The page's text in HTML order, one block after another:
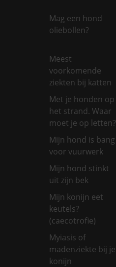
Mag een hond
oliebollen?
Meest
voorkomende
ziekten bij katten
Met je honden op
het strand. Waar
moet je op letten?
Mijn hond is bang
voor vuurwerk
Mijn hond stinkt
uit zijn bek
Mijn konijn eet
keutels?
(caecotrofie)
Myiasis of
madenziekte bij je
konijn